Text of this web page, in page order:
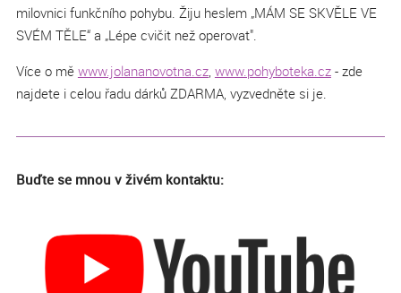
milovnici funkčního pohybu. Žiju heslem „MÁM SE SKVĚLE VE
SVÉM TĚLE“ a „Lépe cvičit než operovat".
Více o mě www.jolananovotna.cz, www.pohyboteka.cz- zde
najdete i celou řadu dárků ZDARMA, vyzvedněte si je.
Buďte se mnou v živém kontaktu: